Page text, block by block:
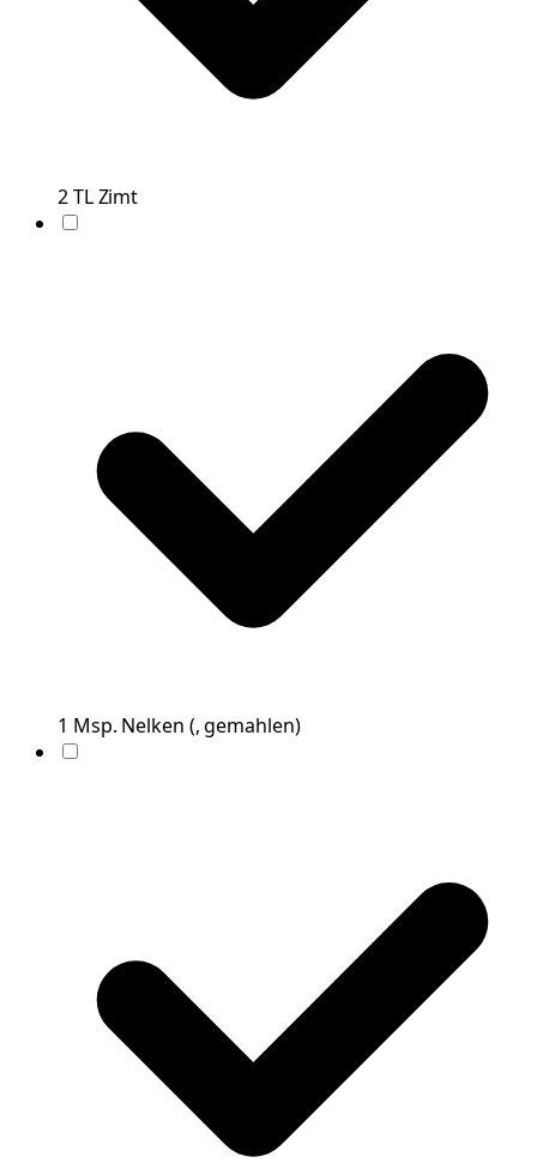
2TLZimt
1 Msp. Nelken (, gemahlen)